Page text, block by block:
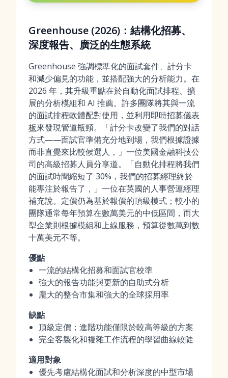
Greenhouse (2026)：結構化招募、
深度報告、廣泛的生態系統
Greenhouse 強調標準化的面試套件、計分卡
和減少偏見的功能，並搭配強大的分析能力。在
2026 年，其升級重點在於自動化面試排程、擴
展的分析模組和 AI 推薦。許多團隊將其與一流
的面試排程軟體配對使用，並利用即時招募儀表
板來發現管道瓶頸。「計分卡改變了我們的對話
方式——面試官準備充分地到場，我們根據證據
而非直覺來比較候選人，」一位美國金融科技公
司的高級招募人員分享道。「自動化排程將我們
的面試時間縮短了 30%，我們的招募經理終於
能專注於報告了，」一位在英國的人事營運經理
補充說。定價仍為基於報價的頂級模式；較小的
團隊通常每年預算在數萬美元的中低區間，而大
型企業則根據模組和上線服務，預算從數萬到數
十萬美元不等。
優點
一流的結構化招募和面試官校準
強大的報告功能與更新的自助式分析
龐大的整合市集和強大的全球採用率
缺點
頂級定價；進階功能僅限於較高等級的方案
完全客製化和複雜工作流程的學習曲線較陡
適用對象
優先考慮結構化面試和分析深度的中型市場